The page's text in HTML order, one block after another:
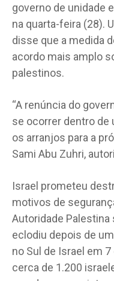
governo de unidade
na quarta-feira (28).
disse que a medida
acordo mais amplo
palestinos.
“A renúncia do
se ocorrer dentro de
os arranjos para a
Sami Abu Zuhri,
Israel prometeu
motivos de
Autoridade Palestina
eclodiu depois de
no Sul de Israel em
cerca de 1.200